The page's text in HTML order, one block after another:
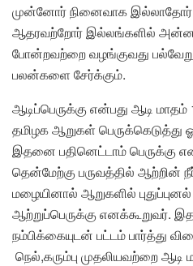
முன்னோர் நினைவாக
ஆதரவற்றோர் இல்லங்களில்
போன்றவற்றை வழங்குவது
பலன்களை சேர்க்கும்.
ஆடிப்பெருக்கு என்பது ஆடி
தமிழக ஆறுகள் பெருக்கெடுத்து
இதனை பதினெட்டாம் பெருக்கு
தென்மேற்கு பருவத்தில் ஆற்றின்
மழையினால் ஆறுகளில்
ஆற்றுப்பெருக்கு எனக்கூறுவர்.
நம்பிக்கையுடன் பட்டம் பார்த்து
நெல்,கரும்பு முதலியவற்றை